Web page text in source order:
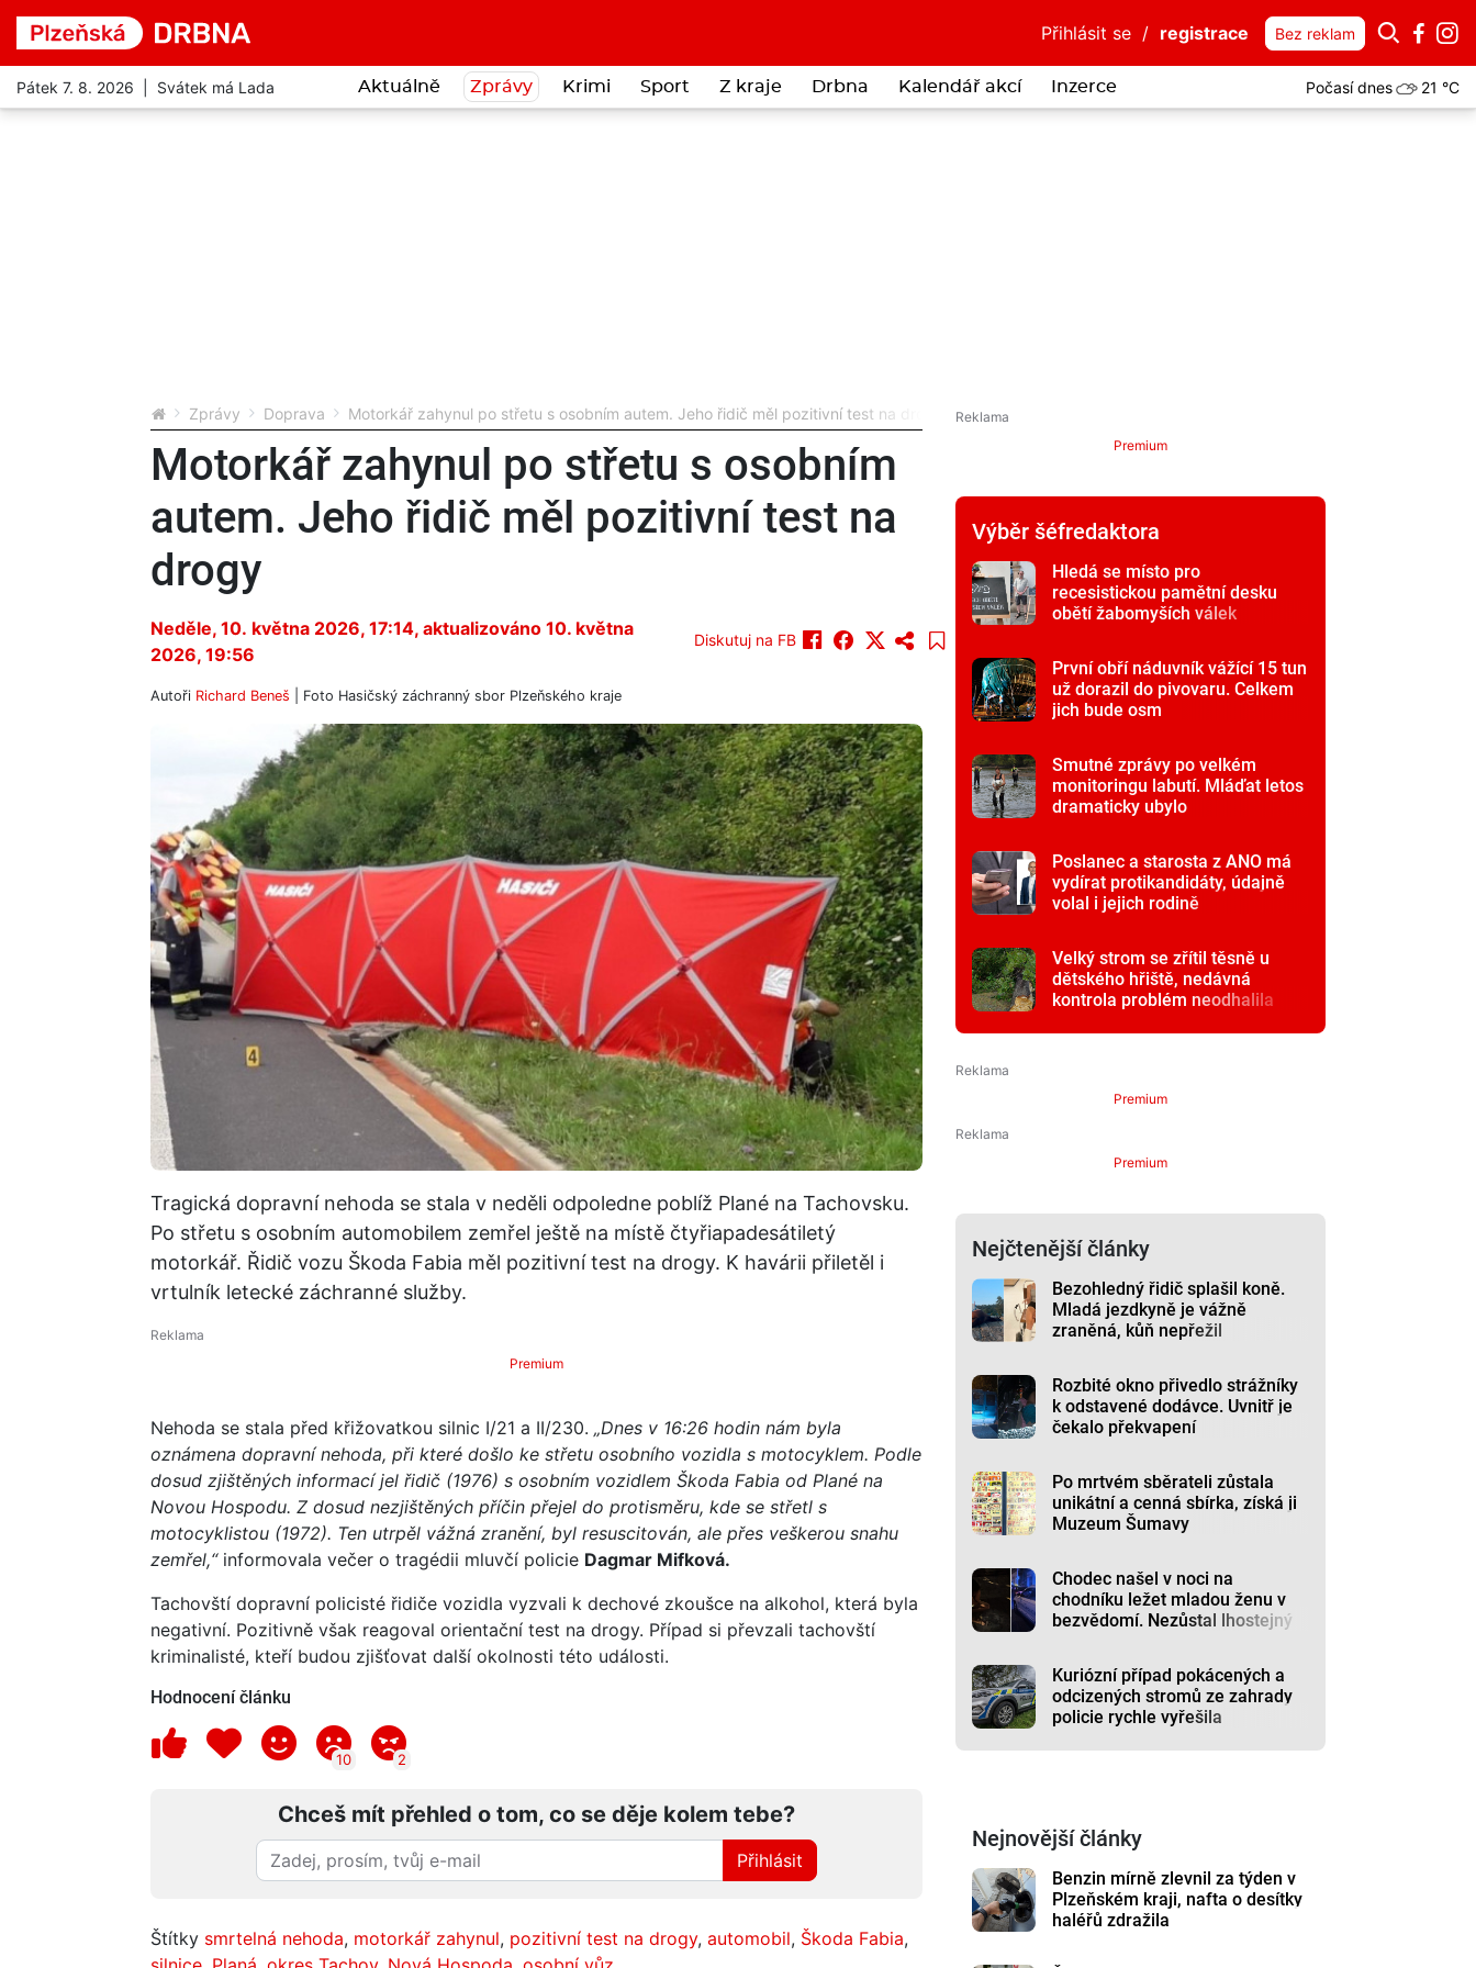
Přihlásit se / registrace Bez reklam
Pátek 7. 8. 2026 | Svátek má Lada Aktuálně Zprávy Krimi Sport Z kraje Drbna Kalendář akcí Inzerce Počasí dnes 21 °C
Zprávy Doprava Motorkář zahynul po střetu s osobním autem. Jeho řidič měl pozitivní test na drogy
Motorkář zahynul po střetu s osobním
autem. Jeho řidič měl pozitivní test na
drogy
Neděle, 10. května 2026, 17:14, aktualizováno 10. května
2026, 19:56
Diskutuj na FB
Autoři Richard Beneš | Foto Hasičský záchranný sbor Plzeňského kraje
Tragická dopravní nehoda se stala v neděli odpoledne poblíž Plané na Tachovsku.
Po střetu s osobním automobilem zemřel ještě na místě čtyřiapadesátiletý
motorkář. Řidič vozu Škoda Fabia měl pozitivní test na drogy. K havárii přiletěl i
vrtulník letecké záchranné služby.
Premium
Nehoda se stala před křižovatkou silnic I/21 a II/230. „Dnes v 16:26 hodin nám byla
oznámena dopravní nehoda, při které došlo ke střetu osobního vozidla s motocyklem. Podle
dosud zjištěných informací jel řidič (1976) s osobním vozidlem Škoda Fabia od Plané na
Novou Hospodu. Z dosud nezjištěných příčin přejel do protisměru, kde se střetl s
motocyklistou (1972). Ten utrpěl vážná zranění, byl resuscitován, ale přes veškerou snahu
zemřel,“ informovala večer o tragédii mluvčí policie Dagmar Mifková.
Tachovští dopravní policisté řidiče vozidla vyzvali k dechové zkoušce na alkohol, která byla
negativní. Pozitivně však reagoval orientační test na drogy. Případ si převzali tachovští
kriminalisté, kteří budou zjišťovat další okolnosti této události.
Hodnocení článku
10 2
Chceš mít přehled o tom, co se děje kolem tebe?
Přihlásit
Štítky smrtelná nehoda, motorkář zahynul, pozitivní test na drogy, automobil, Škoda Fabia,
Premium
Výběr šéfredaktora
Hledá se místo pro
recesistickou pamětní desku
obětí žabomyších válek
První obří náduvník vážící 15 tun
už dorazil do pivovaru. Celkem
jich bude osm
Smutné zprávy po velkém
monitoringu labutí. Mláďat letos
dramaticky ubylo
Poslanec a starosta z ANO má
vydírat protikandidáty, údajně
volal i jejich rodině
Velký strom se zřítil těsně u
dětského hřiště, nedávná
kontrola problém neodhalila
Premium
Premium
Nejčtenější články
Bezohledný řidič splašil koně.
Mladá jezdkyně je vážně
zraněná, kůň nepřežil
Rozbité okno přivedlo strážníky
k odstavené dodávce. Uvnitř je
čekalo překvapení
Po mrtvém sběrateli zůstala
unikátní a cenná sbírka, získá ji
Muzeum Šumavy
Chodec našel v noci na
chodníku ležet mladou ženu v
bezvědomí. Nezůstal lhostejný
Kuriózní případ pokácených a
odcizených stromů ze zahrady
policie rychle vyřešila
Nejnovější články
Benzin mírně zlevnil za týden v
Plzeňském kraji, nafta o desítky
haléřů zdražila